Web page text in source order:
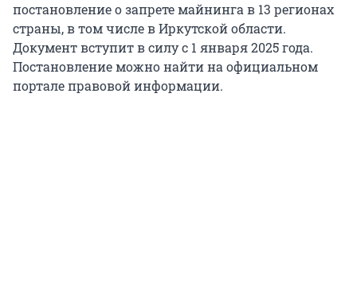
постановление о запрете майнинга в 13 регионах
страны, в том числе в Иркутской области.
Документ вступит в силу с 1 января 2025 года.
Постановление можно найти на официальном
портале правовой информации.